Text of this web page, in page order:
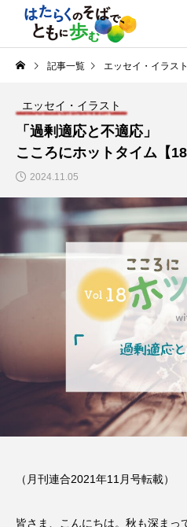
記事一覧 エッセイ・イラスト
エッセイ・イラスト
「過剰適応と不適応」
こころにホットタイム【18
2024.11.05
（月刊連合2021年11月号転載）
皆さま、こんにちは。秋も深まっ